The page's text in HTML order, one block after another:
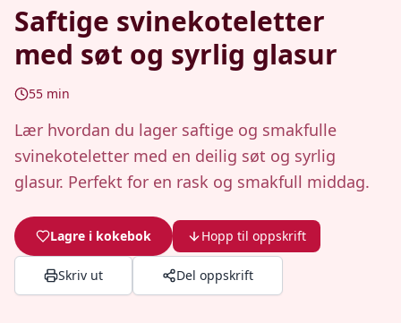
Saftige svinekoteletter
med søt og syrlig glasur
55 min
Lær hvordan du lager saftige og smakfulle
svinekoteletter med en deilig søt og syrlig
glasur. Perfekt for en rask og smakfull middag.
Lagre i kokebok Hopp til oppskrift
Skriv ut Del oppskrift